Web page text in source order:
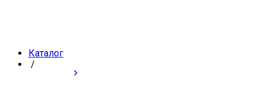
Каталог
/